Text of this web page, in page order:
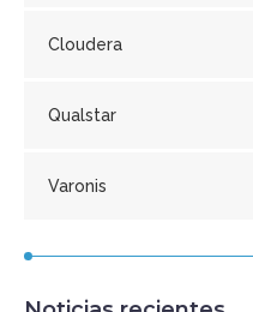
Cloudera
Qualstar
Varonis